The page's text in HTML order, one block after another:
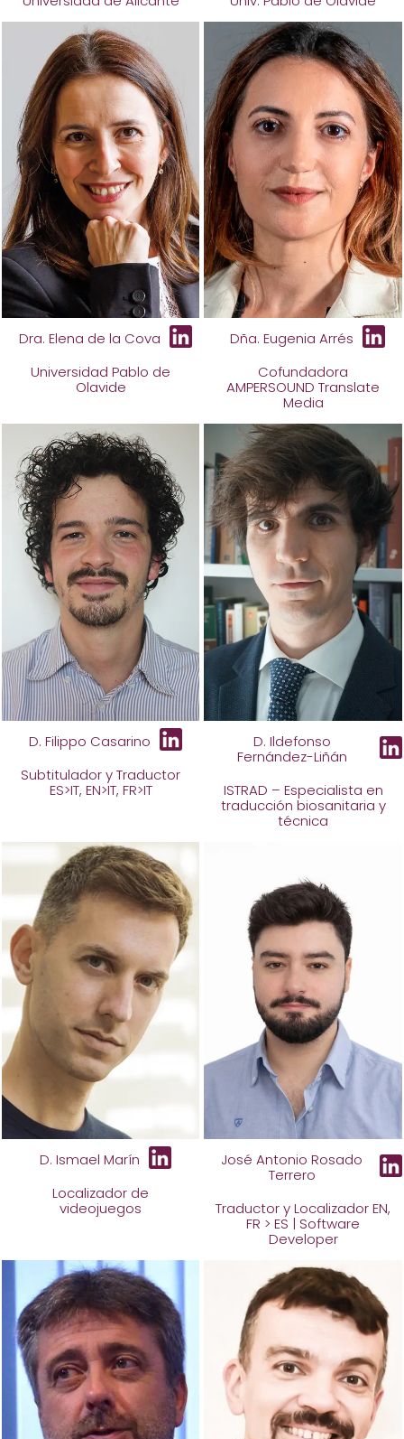
Dra. Elena de la Cova
Universidad Pablo de
Olavide
Dña. Eugenia Arrés
Cofundadora
AMPERSOUND Translate
Media
D. Filippo Casarino
Subtitulador y Traductor
ES>IT, EN>IT, FR>IT
D. Ildefonso
Fernández-Liñán
ISTRAD – Especialista en
traducción biosanitaria y
técnica
D. Ismael Marín
Localizador de
videojuegos
José Antonio Rosado
Terrero
Traductor y Localizador EN,
FR > ES | Software
Developer